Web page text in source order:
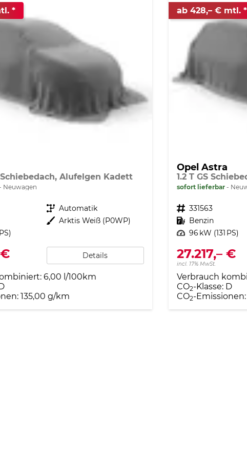
Schiebedach, Alufelgen Kadett
Neuwagen
Getriebe Automatik
Außenfarbe Arktis Weiß (P0WP)
Details
6,00 l/100km
D
135,00 g/km
ab 428,– € mtl.
Opel Astra
1.2 T GS
sofort lieferbar
Fahrzeugnr. 331563
Kraftstoff Benzin
Leistung 96 kW (131 PS)
27.217,– €
incl. 17% MwSt.
Verbrauch
CO2-Klasse: D
CO2-Emissionen: